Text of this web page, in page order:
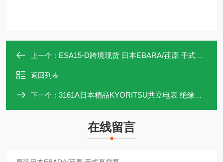
上一个： ESA15-D跨境现货 日本EBARA/荏原 干式真空泵
返回列表
下一个： 3161A日本精品KYORITSU共立电表 绝缘测试仪
在线留言